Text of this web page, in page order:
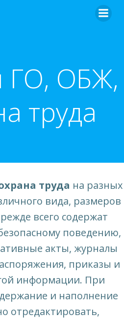
ГО, ОБЖ,
труда
труда на разных
вида, размеров
всего содержат
поведению,
акты, журналы
приказы и
информации. При
и наполнение
отредактировать,